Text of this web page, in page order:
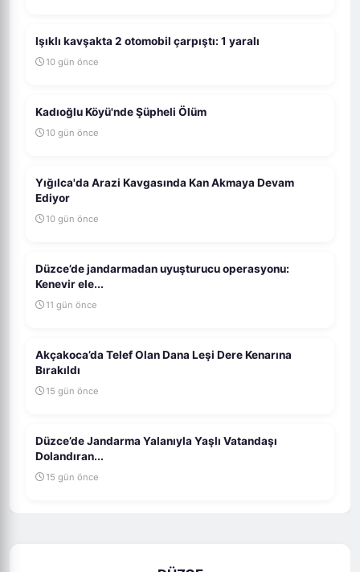
Işıklı kavşakta 2 otomobil çarpıştı: 1 yaralı
10 gün önce
Kadıoğlu Köyü'nde Şüpheli Ölüm
10 gün önce
Yığılca'da Arazi Kavgasında Kan Akmaya Devam
Ediyor
10 gün önce
Düzce’de jandarmadan uyuşturucu operasyonu:
Kenevir ele...
11 gün önce
Akçakoca’da Telef Olan Dana Leşi Dere Kenarına
Bırakıldı
15 gün önce
Düzce’de Jandarma Yalanıyla Yaşlı Vatandaşı
Dolandıran...
15 gün önce